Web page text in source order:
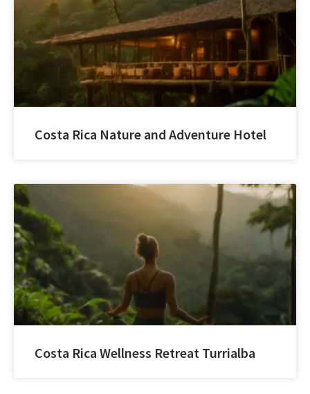
Costa Rica Nature and Adventure Hotel
Costa Rica Wellness Retreat Turrialba